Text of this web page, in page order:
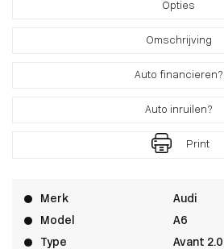
Opties
Omschrijving
Auto financieren?
Auto inruilen?
Print
Merk
Audi
Model
A6
Type
Avant